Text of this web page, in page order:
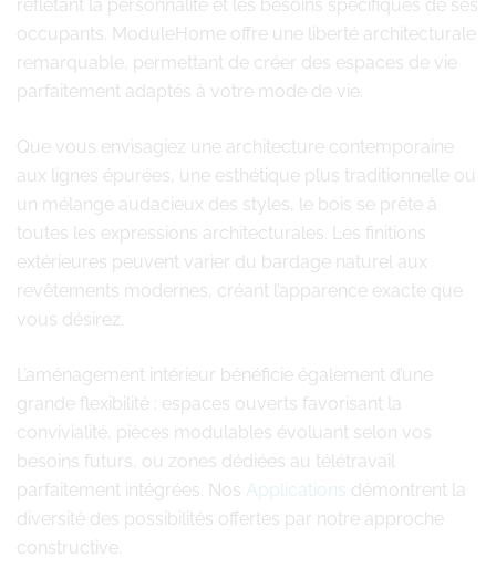
reflétant la personnalité et les besoins spécifiques de ses
occupants. ModuleHome offre une liberté architecturale
remarquable, permettant de créer des espaces de vie
parfaitement adaptés à votre mode de vie.
Que vous envisagiez une architecture contemporaine
aux lignes épurées, une esthétique plus traditionnelle ou
un mélange audacieux des styles, le bois se prête à
toutes les expressions architecturales. Les finitions
extérieures peuvent varier du bardage naturel aux
revêtements modernes, créant l’apparence exacte que
vous désirez.
L’aménagement intérieur bénéficie également d’une
grande flexibilité : espaces ouverts favorisant la
convivialité, pièces modulables évoluant selon vos
besoins futurs, ou zones dédiées au télétravail
parfaitement intégrées. Nos Applications démontrent la
diversité des possibilités offertes par notre approche
constructive.